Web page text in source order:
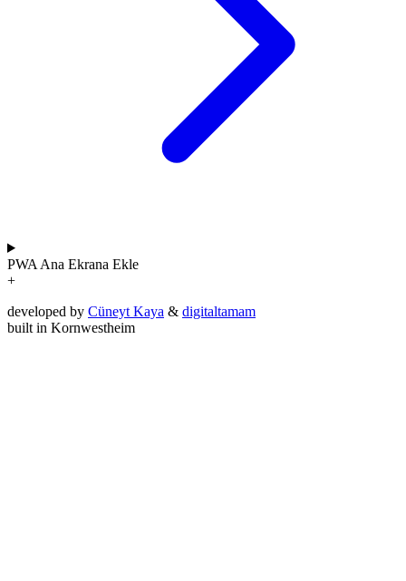
PWA Ana Ekrana Ekle
+
developed by Cüneyt Kaya & digitaltamam
built in Kornwestheim